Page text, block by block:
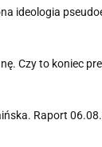
ideologia
Czy to koniec
Raport